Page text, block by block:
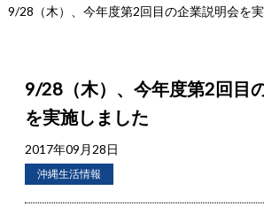
9/28（木）、今年度第2回目の企業説明会を
9/28（木）、今年度第2回目
を実施しました
2017年09月28日
沖縄生活情報